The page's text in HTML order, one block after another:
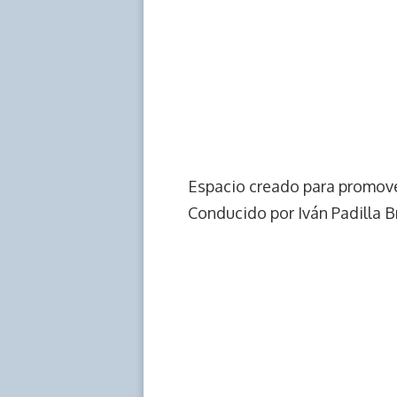
Espacio creado para
Conducido por Iván Padilla